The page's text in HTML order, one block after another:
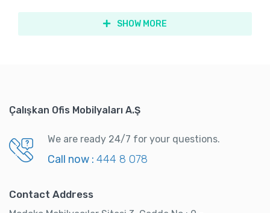
SHOW MORE
Çalışkan Ofis Mobilyaları A.Ş
We are ready 24/7 for your questions.
Call now : 444 8 078
Contact Address